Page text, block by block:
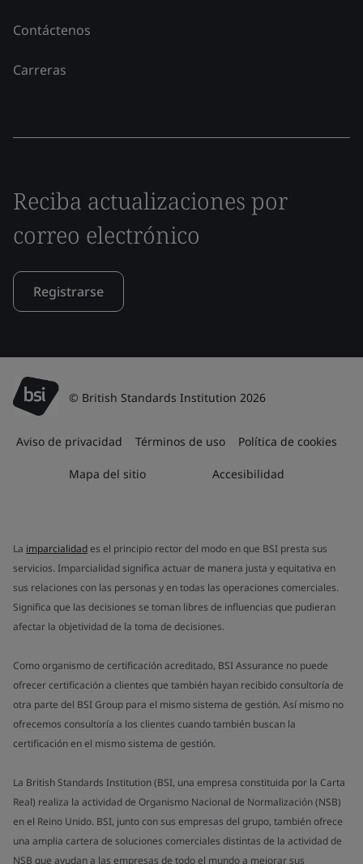
Contáctenos
Carreras
Reciba actualizaciones por
correo electrónico
Registrarse
© British Standards Institution 2026
Aviso de privacidad Términos de uso Política de cookies
Mapa del sitio Accesibilidad
La imparcialidades el principio rector del modo en que BSI presta sus
servicios. Imparcialidad significa actuar de manera justa y equitativa en
sus relaciones con las personas y en todas las operaciones comerciales.
Significa que las decisiones se toman libres de influencias que pudieran
afectar la objetividad de la toma de decisiones.
Como organismo de certificación acreditado, BSI Assurance no puede
ofrecer certificación a clientes que también hayan recibido consultoría de
otra parte del BSI Group para el mismo sistema de gestión. Así mismo no
ofrecemos consultoría a los clientes cuando también buscan la
certificación en el mismo sistema de gestión.
La British Standards Institution (BSI, una empresa constituida por la Carta
Real) realiza la actividad de Organismo Nacional de Normalización (NSB)
en el Reino Unido. BSI, junto con sus empresas del grupo, también ofrece
una amplia cartera de soluciones comerciales distintas de la actividad de
NSB que ayudan a las empresas de todo el mundo a mejorar sus